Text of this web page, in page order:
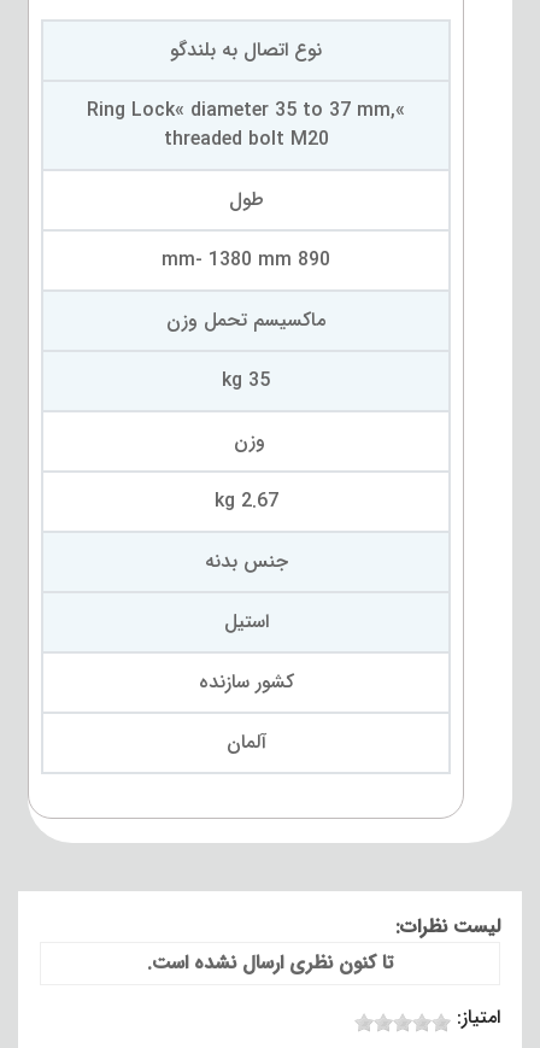
نوع اتصال به بلندگو
»Ring Lock« diameter 35 to 37 mm,
threaded bolt M20
طول
890 mm- 1380 mm
ماکسیسم تحمل وزن
35 kg
وزن
2.67 kg
جنس بدنه
استیل
کشور سازنده
آلمان
لیست نظرات:
تا کنون نظری ارسال نشده است.
امتیاز: